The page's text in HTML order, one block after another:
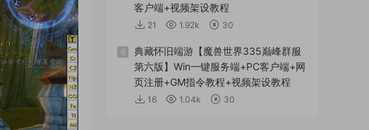
客户端+视频架设教程
21 1.92k 30
6
典藏怀旧端游【魔兽世界335巅峰群服
第六版】Win一键服务端+PC客户端+网
页注册+GM指令教程+视频架设教程
16 1.04k 30